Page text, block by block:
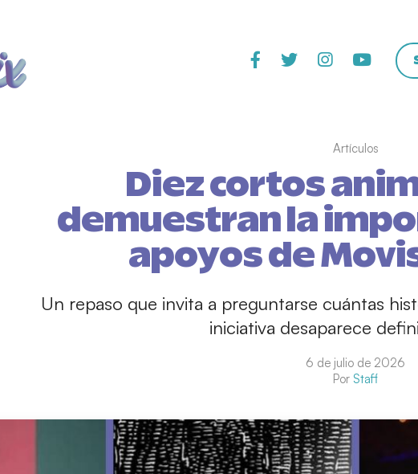
Artículos
Diez cortos
demuestran la
apoyos de
Un repaso que invita a preguntarse cuántas
iniciativa desaparece
6 de julio de 2026
Por Staff